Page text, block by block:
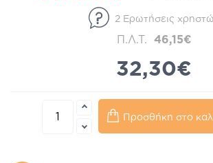
2 Ερωτήσεις
Π.Λ.Τ. 46,15€
32,30€
Προσθήκη στο